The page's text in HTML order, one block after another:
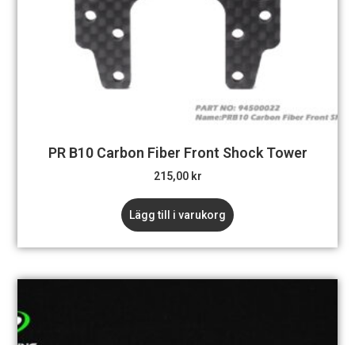
PR B10 Carbon Fiber Front Shock Tower
215,00 kr
Lägg till i varukorg